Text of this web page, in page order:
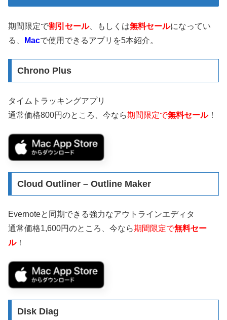
期間限定で割引セール、もしくは無料セールになってい
る、
Macで使用できるアプリを5本紹介。
Chrono Plus
タイムトラッキングアプリ
通常価格800円のところ、今なら期間限定で無料セール！
Cloud Outliner – Outline Maker
Evernoteと同期できる強力なアウトラインエディタ
通常価格1,600円のところ、今なら期間限定で無料セー
ル！
Disk Diag